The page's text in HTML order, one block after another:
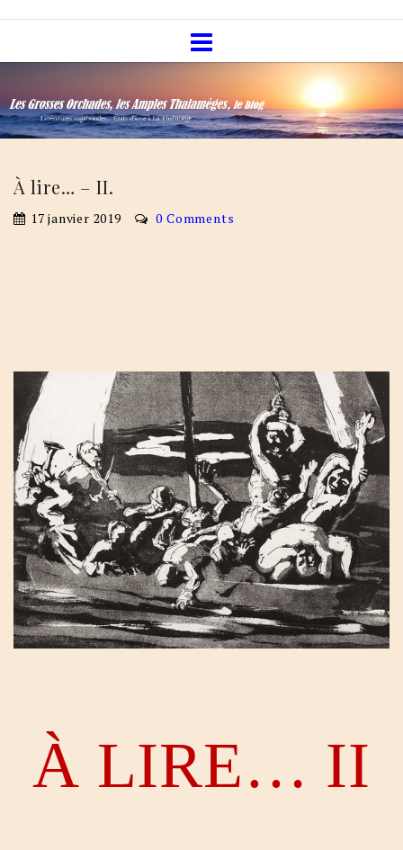
Les Grosses Orchades, les Amples
Thalamèges, le blog
À lire… – II.
17 janvier 2019 0 Comments
À LIRE… II